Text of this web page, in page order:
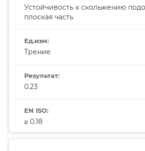
Устойчивость к скольжению
плоская часть
Трение
0.23
≥ 0.18